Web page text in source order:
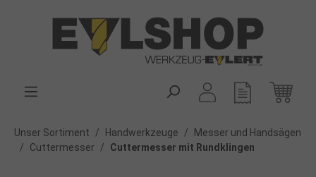
Unser Sortiment / Handwerkzeuge /
Messer und Handsägen
/
Cuttermesser / Cuttermesser mit Rundklingen